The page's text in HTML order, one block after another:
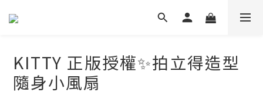
KITTY 正版授權✨拍立得造型
隨身小風扇